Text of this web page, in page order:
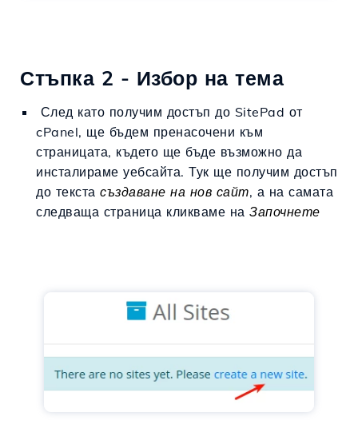
Стъпка 2 - Избор на тема
След като получим достъп до SitePad от
cPanel, ще бъдем пренасочени към
страницата, където ще бъде възможно да
инсталираме уебсайта. Тук ще получим достъп
до текста създаване на нов сайт, а на самата
следваща страница кликваме на Започнете